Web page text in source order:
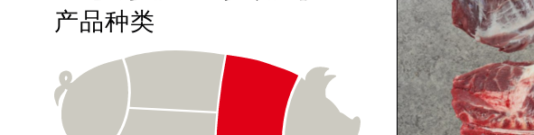
产品种类